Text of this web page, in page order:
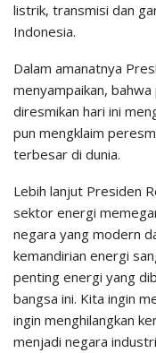
listrik, transmisi dan
Indonesia.
Dalam amanatnya
menyampaikan,
diresmikan hari ini
pun mengklaim
terbesar di dunia.
Lebih lanjut Presiden
sektor energi
negara yang modern
kemandirian energi
penting energi yang
bangsa ini. Kita ingin
ingin menghilangkan
menjadi negara